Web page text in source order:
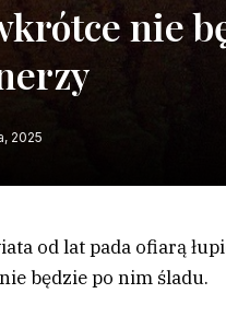
nie
2025
od lat pada ofiarą
będzie po nim śladu.